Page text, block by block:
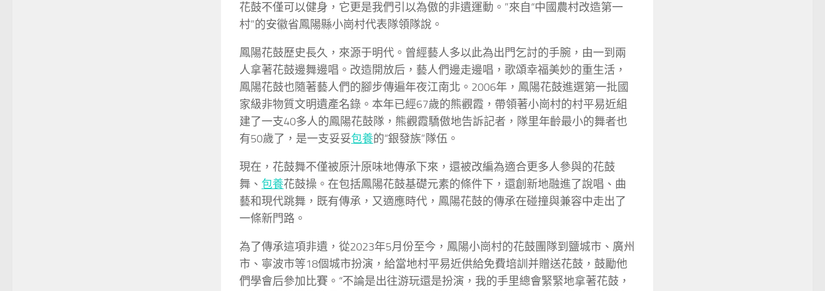
花鼓不僅可以健身，它更是我們引以為傲的非遺運動。”來自“中國農村改造第一
村”的安徽省鳳陽縣小崗村代表隊領隊說。
鳳陽花鼓歷史長久，來源于明代。曾經藝人多以此為出門乞討的手腕，由一到兩
人拿著花鼓邊舞邊唱。改造開放后，藝人們邊走邊唱，歌頌幸福美妙的重生活，
鳳陽花鼓也隨著藝人們的腳步傳遍年夜江南北。2006年，鳳陽花鼓進選第一批國
家級非物質文明遺產名錄。本年已經67歲的熊觀霞，帶領著小崗村的村平易近組
建了一支40多人的鳳陽花鼓隊，熊觀霞驕傲地告訴記者，隊里年齡最小的舞者也
有50歲了，是一支妥妥包養的“銀發族”隊伍。
現在，花鼓舞不僅被原汁原味地傳承下來，還被改編為適合更多人參與的花鼓
舞、 包養花鼓操。在包括鳳陽花鼓基礎元素的條件下，還創新地融進了說唱、曲
藝和現代跳舞，既有傳承，又適應時代，鳳陽花鼓的傳承在碰撞與兼容中走出了
一條新門路。
為了傳承這項非遺，從2023年5月份至今，鳳陽小崗村的花鼓團隊到鹽城市、廣州
市、寧波市等18個城市扮演，給當地村平易近供給免費培訓并贈送花鼓，鼓勵他
們學會后參加比賽。“不論是出往游玩還是扮演，我的手里總會緊緊地拿著花鼓，